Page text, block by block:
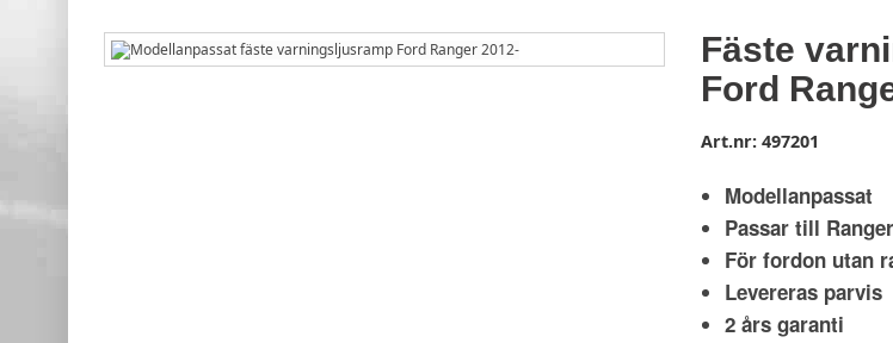
Fäste
Ford
Art.nr: 497201
Modellanpassat
Passar till
För fordon utan
Levereras parvis
2 års garanti